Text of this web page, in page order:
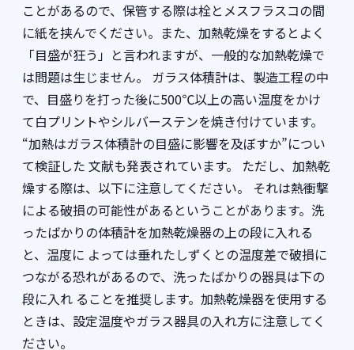
ことがあるので、保管する際は栓とメスフラスコの間
に紙を挟んでください。また、加熱乾燥をするとよく
「目盛が狂う」と言われますが、一般的な加熱乾燥で
は問題は生じません。 ガラス体積計は、製造工程の中
で、目盛りを打った後に500℃以上の高い温度をかけ
て白プリントやシルバーステンを焼き付けています。
“加熱はガラス体積計の目盛に影響を及ぼすか”につい
て検証した 文献も発表されています。 ただし、加熱乾
燥する際は、以下に注意してください。 それは熱衝撃
による破損の可能性があるということがあります。洗
ったばかりの体積計を加熱乾燥器の上の段に入れる
と、温度に よっては垂れたしずくとの温度差で破損に
つながる恐れがあるので、洗ったばかりの器具は下の
段に入れ ることを推奨します。加熱乾燥器を使用する
ときは、設定温度やガラス器具の入れ方に注意してく
ださい。